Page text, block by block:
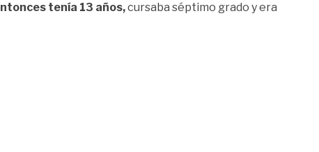
tenía 13 años,cursaba séptimo grado y era